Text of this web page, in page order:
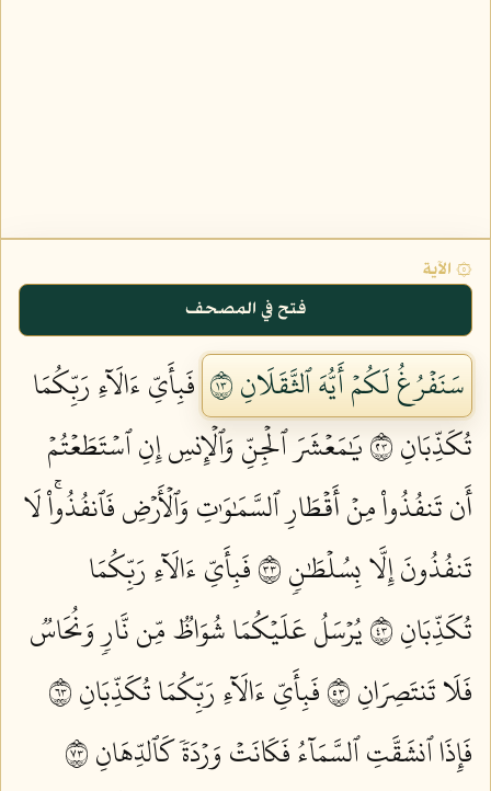
۞ الآية
فتح في المصحف
سَنَفۡرُغُ لَكُمۡ أَيُّهَ ٱلثَّقَلَانِ ٣١
فَبِأَيِّ ءَالَآءِ رَبِّكُمَا
تُكَذِّبَانِ ٣٢
يَٰمَعۡشَرَ ٱلۡجِنِّ وَٱلۡإِنسِ إِنِ ٱسۡتَطَعۡتُمۡ
أَن تَنفُذُواْ مِنۡ أَقۡطَارِ ٱلسَّمَٰوَٰتِ وَٱلۡأَرۡضِ فَٱنفُذُواْۚ لَا
تَنفُذُونَ إِلَّا بِسُلۡطَٰنٖ ٣٣
فَبِأَيِّ ءَالَآءِ رَبِّكُمَا
تُكَذِّبَانِ ٣٤
يُرۡسَلُ عَلَيۡكُمَا شُوَاظٞ مِّن نَّارٖ وَنُحَاسٞ
فَلَا تَنتَصِرَانِ ٣٥
فَبِأَيِّ ءَالَآءِ رَبِّكُمَا تُكَذِّبَانِ ٣٦
فَإِذَا ٱنشَقَّتِ ٱلسَّمَآءُ فَكَانَتۡ وَرۡدَةٗ كَٱلدِّهَانِ ٣٧